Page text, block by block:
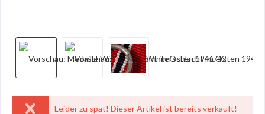
Leider zu spät! Dieser Artikel ist bereits verkauft!